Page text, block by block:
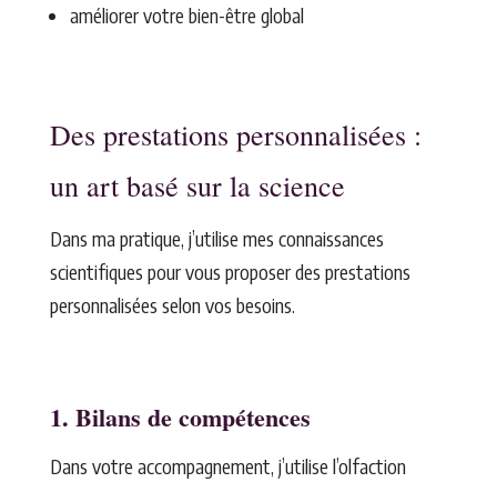
améliorer votre bien-être global
Des prestations personnalisées :
un art basé sur la science
Dans ma pratique, j’utilise mes connaissances
scientifiques pour vous proposer des prestations
personnalisées selon vos besoins.
1. Bilans de compétences
Dans votre accompagnement, j’utilise l’olfaction